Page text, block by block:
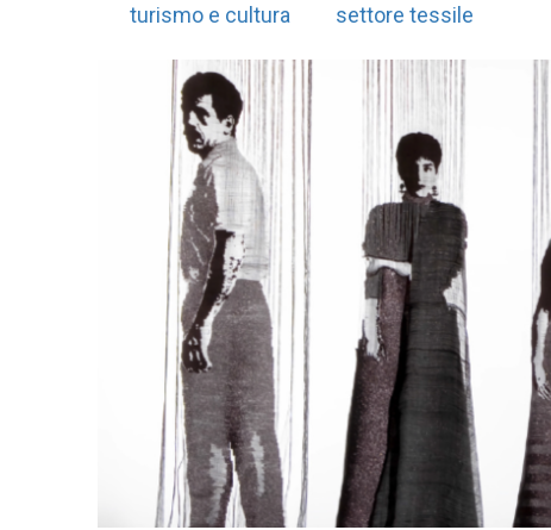
turismo e cultura settore tessile